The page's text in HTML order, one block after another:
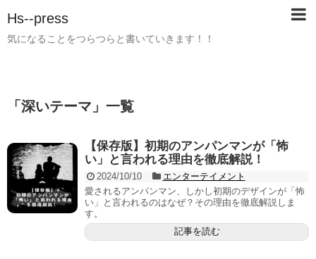
Hs--press
気になることをつらつらと書いていきます！！
「 深いテーマ 」 一覧
【保存版】初期のアンパンマンが「怖
い」と言われる理由を徹底解説！
2024/10/10
エンターテイメント
愛されるアンパンマン、しかし初期のデザインが「怖
い」と言われるのはなぜ？その理由を徹底解説しま
す。
記事を読む